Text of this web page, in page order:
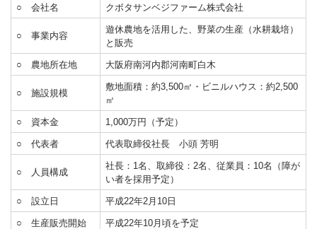
○ 会社名 クボタサンベジファーム株式会社
○ 事業内容
遊休農地を活用した、野菜の生産（水耕栽培）
と販売
○ 農地所在地 大阪府南河内郡河南町白木
○ 施設規模
敷地面積：約3,500㎡・ビニルハウス：約2,500
㎡
○ 資本金 1,000万円（予定）
○ 代表者 代表取締役社長 小頭 芳明
○ 人員構成
社長：1名、取締役：2名、従業員：10名（障が
い者を採用予定）
○ 設立日 平成22年2月10日
○ 生産販売開始 平成22年10月頃を予定